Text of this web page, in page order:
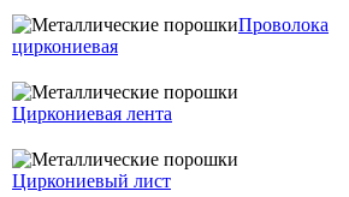
Проволока
циркониевая
Циркониевая лента
Циркониевый лист